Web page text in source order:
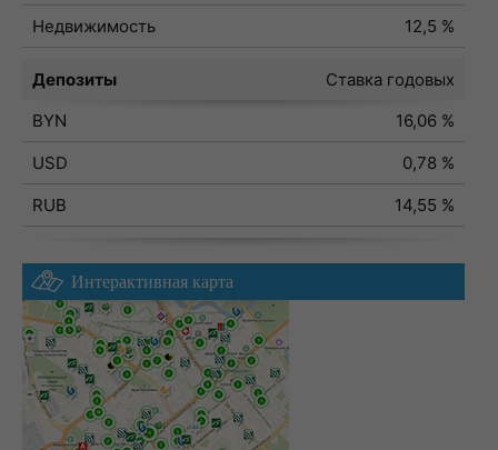
Недвижимость
12,5 %
Депозиты
Ставка годовых
BYN
16,06 %
USD
0,78 %
RUB
14,55 %
Интерактивная карта